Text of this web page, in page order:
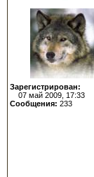
Зарегистрирован:
07 май 2009, 17:33
Сообщения: 233